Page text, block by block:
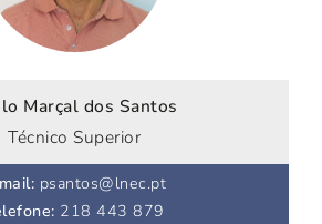
Marçal dos Santos
Técnico Superior
: psantos@lnec.pt
: 218 443 879